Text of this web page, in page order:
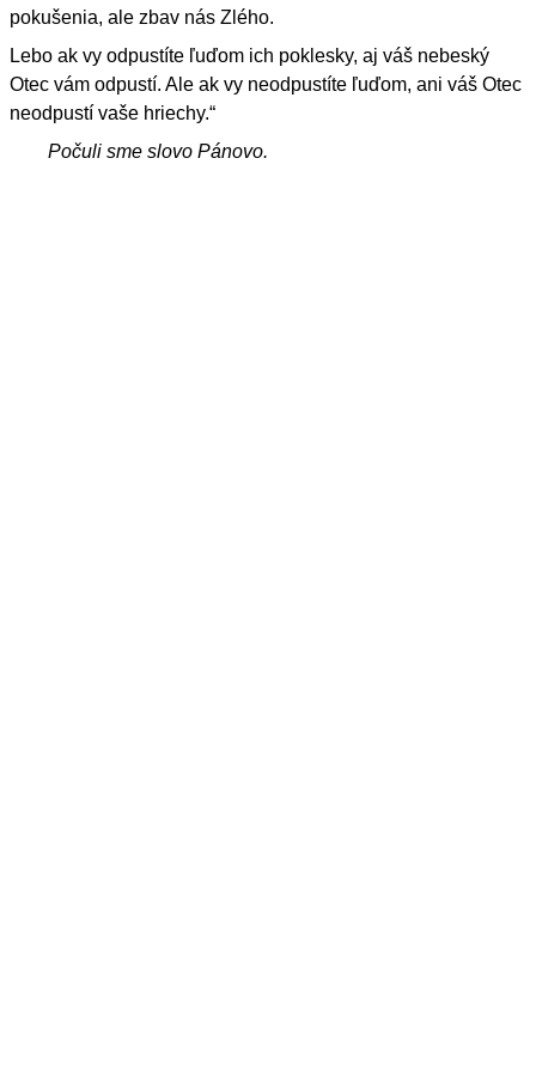
pokušenia, ale zbav nás Zlého.
Lebo ak vy odpustíte ľuďom ich poklesky, aj váš nebeský
Otec vám odpustí. Ale ak vy neodpustíte ľuďom, ani váš Otec
neodpustí vaše hriechy.“
Počuli sme slovo Pánovo.